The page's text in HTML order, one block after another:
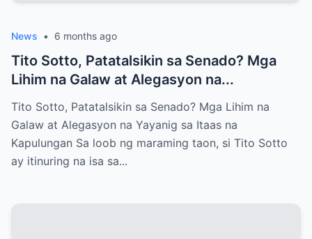
News • 6 months ago
Tito Sotto, Patatalsikin sa Senado? Mga
Lihim na Galaw at Alegasyon na...
Tito Sotto, Patatalsikin sa Senado? Mga Lihim na
Galaw at Alegasyon na Yayanig sa Itaas na
Kapulungan Sa loob ng maraming taon, si Tito Sotto
ay itinuring na isa sa...